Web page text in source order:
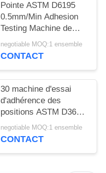
Pointe ASTM D6195
0.5mm/Min Adhesion
Testing Machine de
boucle
negotiable MOQ:1 ensemble
CONTACT
30 machine d'essai
d'adhérence des
positions ASTM D3654
30pcs
negotiable MOQ:1 ensemble
CONTACT